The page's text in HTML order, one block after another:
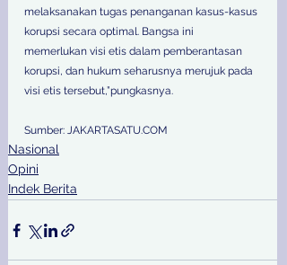
melaksanakan tugas penanganan kasus-kasus
korupsi secara optimal. Bangsa ini
memerlukan visi etis dalam pemberantasan
korupsi, dan hukum seharusnya merujuk pada
visi etis tersebut,”pungkasnya.
Sumber: JAKARTASATU.COM
Nasional
Opini
Indek Berita